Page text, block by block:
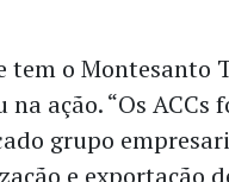
tem o Montesanto
ação. “Os
grupo